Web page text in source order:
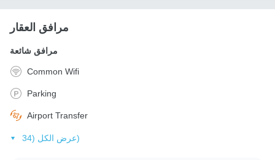
مرافق العقار
مرافق شائعة
Common Wifi
Parking
Airport Transfer
عرض الكل (34)